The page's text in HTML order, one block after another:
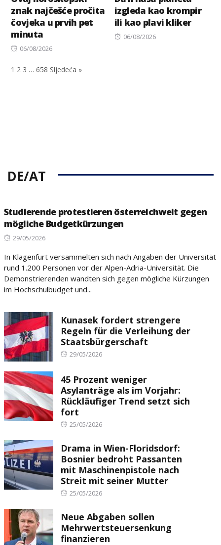
znak najčešće pročita
čovjeka u prvih pet
minuta
Posted
06/08/2026
izgleda kao krompir
ili kao plavi kliker
Posted
06/08/2026
1 2 3 … 658 Sljedeća »
DE/AT
Studierende protestieren österreichweit gegen
mögliche Budgetkürzungen
Posted
29/05/2026
In Klagenfurt versammelten sich nach Angaben der Universität
rund 1.200 Personen vor der Alpen-Adria-Universität. Die
Demonstrierenden wandten sich gegen mögliche Kürzungen
im Hochschulbudget und...
Kunasek fordert strengere
Regeln für die Verleihung der
Staatsbürgerschaft
Posted
29/05/2026
45 Prozent weniger
Asylanträge als im Vorjahr:
Rückläufiger Trend setzt sich
fort
Posted
25/05/2026
Drama in Wien-Floridsdorf:
Bosnier bedroht Passanten
mit Maschinenpistole nach
Streit mit seiner Mutter
Posted
25/05/2026
Neue Abgaben sollen
Mehrwertsteuersenkung
finanzieren